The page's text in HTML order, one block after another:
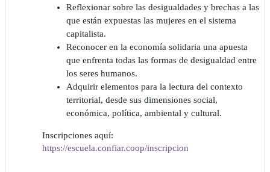
Reflexionar sobre las desigualdades y brechas a las
que están expuestas las mujeres en el sistema
capitalista.
Reconocer en la economía solidaria una apuesta
que enfrenta todas las formas de desigualdad entre
los seres humanos.
Adquirir elementos para la lectura del contexto
territorial, desde sus dimensiones social,
económica, política, ambiental y cultural.
Inscripciones aquí:
https://escuela.confiar.coop/inscripcion